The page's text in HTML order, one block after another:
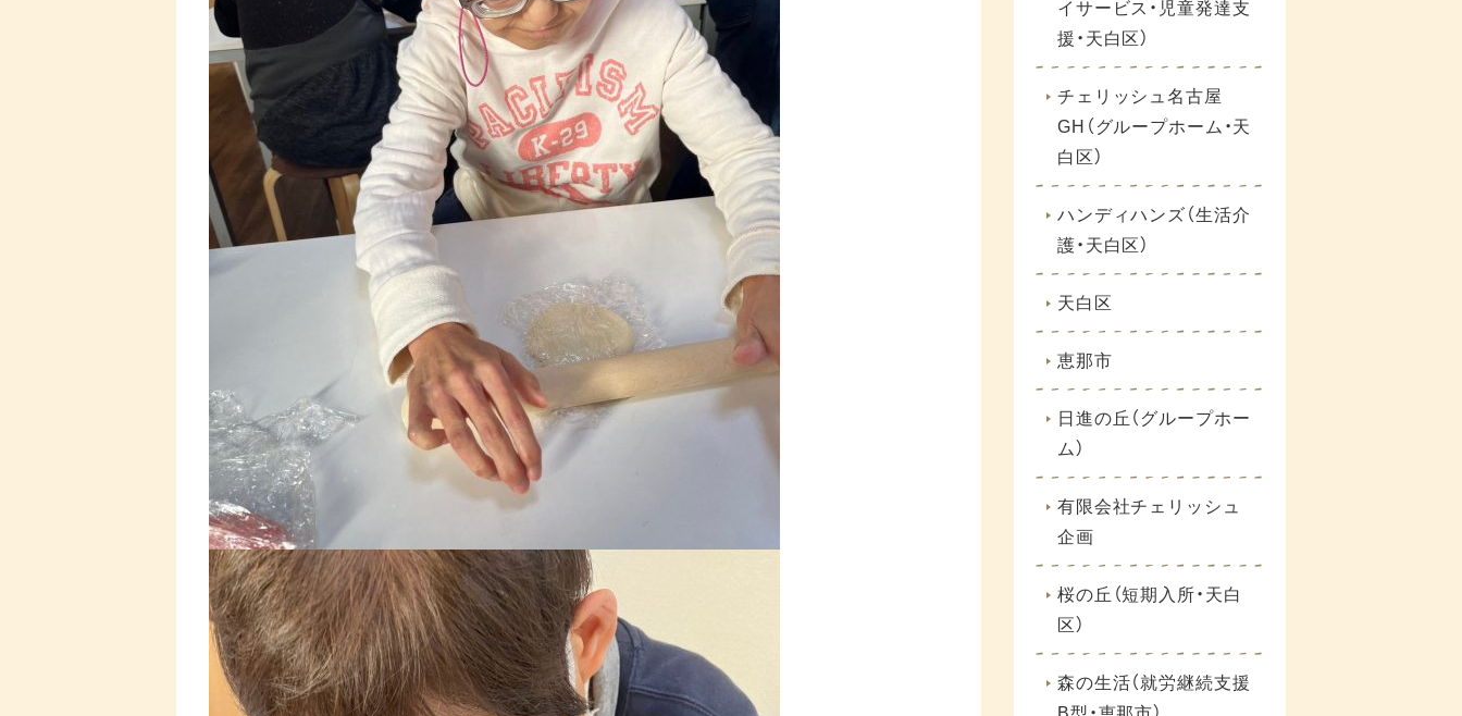
イサービス・児童発達支
援・天白区）
チェリッシュ名古屋
GH（グループホーム・天
白区）
ハンディハンズ（生活介
護・天白区）
天白区
恵那市
日進の丘（グループホー
ム）
有限会社チェリッシュ
企画
桜の丘（短期入所・天白
区）
森の生活（就労継続支援